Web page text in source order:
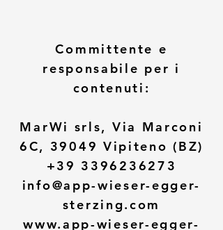
Committente e
responsabile per i
contenuti:
MarWi srls, Via Marconi
6C, 39049 Vipiteno (BZ)
+39 3396236273
info@app-wieser-egger-
sterzing.com
www.app-wieser-egger-